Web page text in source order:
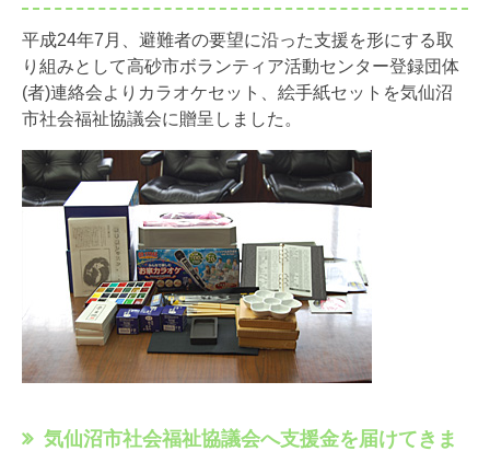
平成24年7月、避難者の要望に沿った支援を形にする取
り組みとして高砂市ボランティア活動センター登録団体
(者)連絡会よりカラオケセット、絵手紙セットを気仙沼
市社会福祉協議会に贈呈しました。
気仙沼市社会福祉協議会へ支援金を届けてきま